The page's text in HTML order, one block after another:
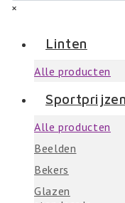
×
Linten
Alle producten
Sportprijzen
Alle producten
Beelden
Bekers
Glazen